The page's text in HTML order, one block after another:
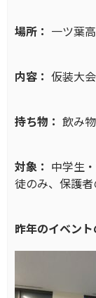
場所： 一ツ葉
内容： 仮装大
持ち物： 飲み
対象： 中学生
徒のみ、保護者
昨年のイベン